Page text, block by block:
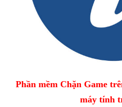
Phần mềm Chặn Game
máy tính